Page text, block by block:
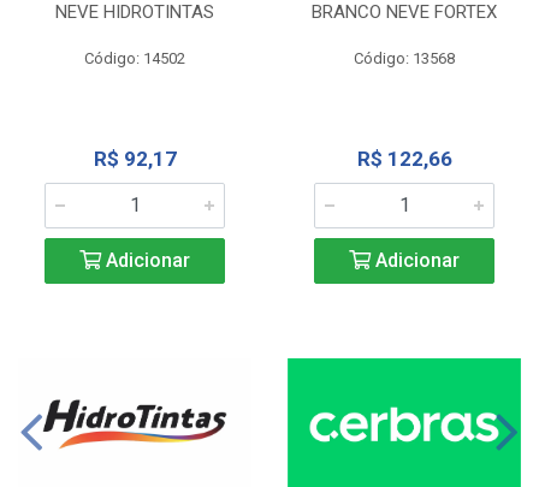
NEVE HIDROTINTAS
Código: 14502
R$ 92,17
Adicionar
BRANCO NEVE FORTEX
Código: 13568
R$ 122,66
Adicionar